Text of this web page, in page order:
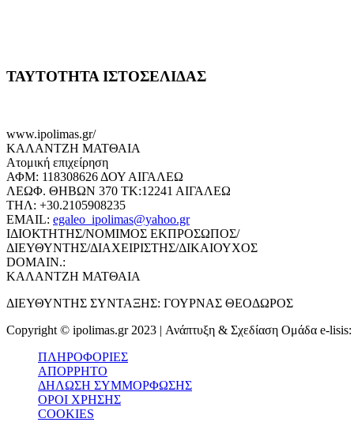
ΤΑΥΤΟΤΗΤΑ ΙΣΤΟΣΕΛΙΔΑΣ
www.ipolimas.gr/
ΚΑΛΑΝΤΖΗ ΜΑΤΘΑΙΑ
Ατομική επιχείρηση
ΑΦΜ: 118308626 ΔΟΥ ΑΙΓΑΛΕΩ
ΛΕΩΦ. ΘΗΒΩΝ 370 ΤΚ:12241 ΑΙΓΑΛΕΩ
ΤΗΛ: +30.2105908235
EMAIL: egaleo_ipolimas@yahoo.gr
ΙΔΙΟΚΤΗΤΗΣ/ΝΟΜΙΜΟΣ ΕΚΠΡΟΣΩΠΟΣ/
ΔΙΕΥΘΥΝΤΗΣ/ΔΙΑΧΕΙΡΙΣΤΗΣ/ΔΙΚΑΙΟΥΧΟΣ
DOMAIN.:
ΚΑΛΑΝΤΖΗ ΜΑΤΘΑΙΑ
ΔΙΕΥΘΥΝΤΗΣ ΣΥΝΤΑΞΗΣ: ΓΟΥΡΝΑΣ ΘΕΟΔΩΡΟΣ
Copyright © ipolimas.gr 2023 | Ανάπτυξη & Σχεδίαση Ομάδα e-lisis:
ΠΛΗΡΟΦΟΡΙΕΣ
ΑΠΟΡΡΗΤΟ
ΔΗΛΩΣΗ ΣΥΜΜΟΡΦΩΣΗΣ
ΟΡΟΙ ΧΡΗΣΗΣ
COOKIES